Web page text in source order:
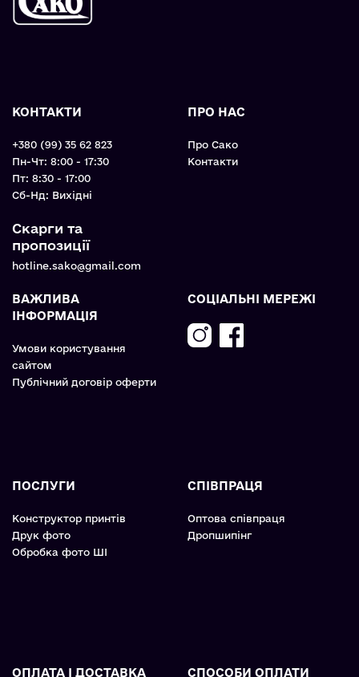
КОНТАКТИ
+380 (99) 35 62 823
Пн-Чт: 8:00 - 17:30
Пт: 8:30 - 17:00
Cб-Нд: Вихідні
Скарги та
пропозиції
hotline.sako@gmail.com
ПРО НАС
Про Сако
Контакти
ВАЖЛИВА
ІНФОРМАЦІЯ
Умови користування
сайтом
Публічний договір оферти
СОЦІАЛЬНІ МЕРЕЖІ
ПОСЛУГИ
Конструктор принтів
Друк фото
Обробка фото ШІ
СПІВПРАЦЯ
Оптова співпраця
Дропшипінг
ОПЛАТА І ДОСТАВКА СПОСОБИ ОПЛАТИ